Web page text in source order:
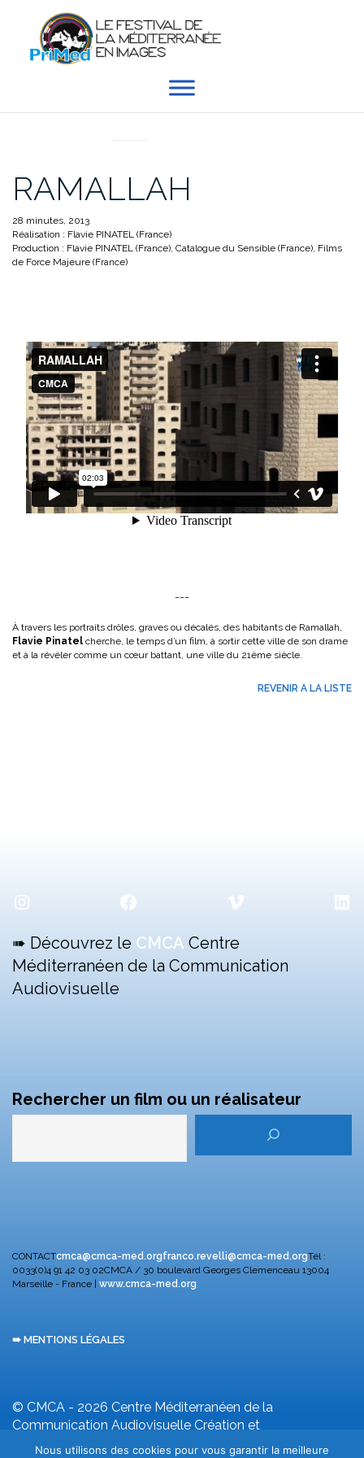
contenu
RAMALLAH
28 minutes, 2013
Réalisation : Flavie PINATEL (France)
Production : Flavie PINATEL (France), Catalogue du Sensible (France), Films
de Force Majeure (France)
À travers les portraits drôles, graves ou décalés, des habitants de Ramallah,
Flavie Pinatel cherche, le temps d’un film, à sortir cette ville de son drame
et à la révéler comme un cœur battant, une ville du 21ème siècle.
REVENIR A LA LISTE
Instagram Facebook Vimeo
➠ Découvrez le CMCA Centre
Méditerranéen de la Communication
Audiovisuelle
Rechercher un film ou un réalisateur
CONTACTcmca@cmca-med.orgfranco.revelli@cmca-med.orgTél :
0033(0)4 91 42 03 02CMCA / 30 boulevard Georges Clemenceau 13004
Marseille - France | www.cmca-med.org
➠ MENTIONS LÉGALES
© CMCA - 2026 Centre Méditerranéen de la
Communication Audiovisuelle Création et
développement F. Revelli
Nous utilisons des cookies pour vous garantir la meilleure